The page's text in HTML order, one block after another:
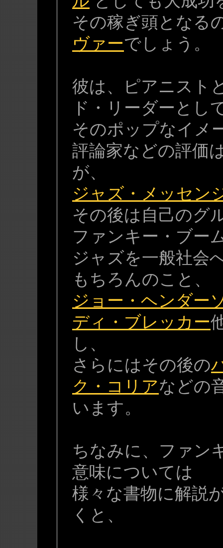
その稼ぎ頭となる
ヴァーでしょう。
彼は、ピアニスト
ド・リーダーとし
そのポップなイメ
評論家などの評価
が、
ジャズ・メッセン
その後は自己のグ
ファンキー・ブー
ジャズを一般社会
もちろんのこと、
ジョー・ヘンダー
ディ・ブレッカー
し、
さらにはその後の
ク・コリアなどの
います。
ちなみに、ファン
意味については
様々な書物に解説
くと、